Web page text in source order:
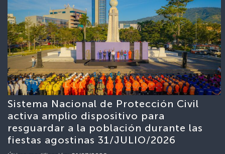
Sistema Nacional de Protección Civil
activa amplio dispositivo para
resguardar a la población durante las
fiestas agostinas 31/JULIO/2026